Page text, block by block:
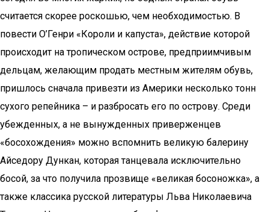
считается скорее роскошью, чем необходимостью. В
повести О’Генри «Короли и капуста», действие которой
происходит на тропическом острове, предприимчивым
дельцам, желающим продать местным жителям обувь,
пришлось сначала привезти из Америки несколько тонн
сухого репейника – и разбросать его по острову. Среди
убежденных, а не вынужденных приверженцев
«босохождения» можно вспомнить великую балерину
Айседору Дункан, которая танцевала исключительно
босой, за что получила прозвище «великая босоножка», а
также классика русской литературы Льва Николаевича